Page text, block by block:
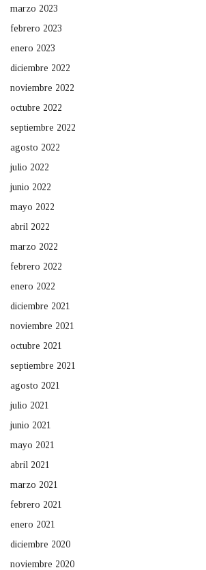
marzo 2023
febrero 2023
enero 2023
diciembre 2022
noviembre 2022
octubre 2022
septiembre 2022
agosto 2022
julio 2022
junio 2022
mayo 2022
abril 2022
marzo 2022
febrero 2022
enero 2022
diciembre 2021
noviembre 2021
octubre 2021
septiembre 2021
agosto 2021
julio 2021
junio 2021
mayo 2021
abril 2021
marzo 2021
febrero 2021
enero 2021
diciembre 2020
noviembre 2020